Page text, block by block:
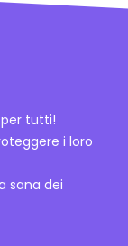
tutti!
i loro
sana dei